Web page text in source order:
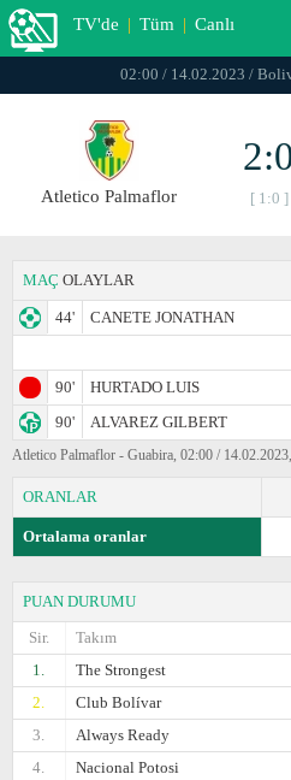
TV'de | Tüm | Canlı
02:00 / 14.02.2023 /
Atletico Palmaflor [ 1:0 ]
MAÇ OLAYLAR
44'
CANETE JONATHAN
90'
HURTADO LUIS
90'
ALVAREZ GILBERT
Atletico Palmaflor - Guabirа, 02:00 /
ORANLAR
Ortalama oranlar
PUAN DURUMU
Sir.
Takım
1.
The Strongest
2.
Club Bolívar
3.
Always Ready
4.
Nacional Potosi